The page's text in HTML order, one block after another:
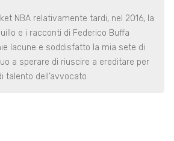
NBA relativamente tardi, nel 2016, la
e i racconti di Federico Buffa
lacune e soddisfatto la mia sete di
a sperare di riuscire a ereditare per
talento dell’avvocato